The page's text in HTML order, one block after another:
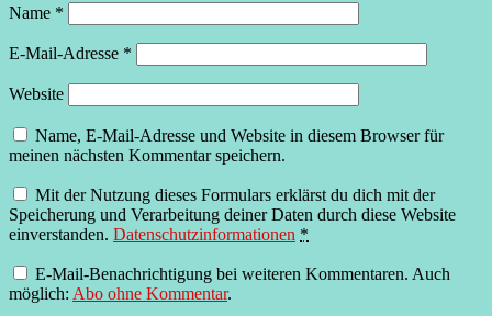
Name *
E-Mail-Adresse *
Website
Name, E-Mail-Adresse und Website in diesem Browser für
meinen nächsten Kommentar speichern.
Mit der Nutzung dieses Formulars erklärst du dich mit der
Speicherung und Verarbeitung deiner Daten durch diese Website
einverstanden. Datenschutzinformationen *
E-Mail-Benachrichtigung bei weiteren Kommentaren. Auch
möglich: Abo ohne Kommentar.